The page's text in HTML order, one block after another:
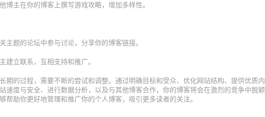
博主在你的博客上撰写游戏攻略，增加多样性。
主题的论坛中参与讨论，分享你的博客链接。
建立联系，互相支持和推广。
期的过程，需要不断的尝试和调整。通过明确目标和受众、优化网站结构、提供优质内
速度与安全、进行数据分析，以及与其他博客合作，你的博客将会在激烈的竞争中脱颖
帮助你更好地管理和推广你的个人博客，吸引更多读者的关注。